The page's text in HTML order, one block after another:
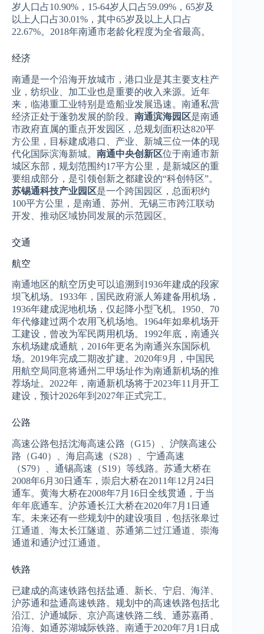
岁人口占10.90%，15-64岁人口占59.09%，65岁及
以上人口占30.01%，其中65岁及以上人口占
22.67%。2018年南通市老龄化程度为全省最高。
经济
南通是一个沿海开放城市，港口业是其主要支柱产
业，纺织业、加工业也是重要的收入来源。近年
来，临港重工业特别是造船业发展迅速。南通私营
经济正处于蓬勃发展的阶段。 南通滨海园区是南通
市政府直属的重点开发园区，总规划面积达820平
方公里，目标建成港口、产业、新城三位一体的现
代化国际滨海新城。 南通中央创新区位于南通市新
城区东部，规划范围约17平方公里，是新城区的重
要组成部分，是引领创新之都建设的“科创特区”。
苏锡通科技产业园区是一个跨国园区，总面积约
100平方公里，是南通、苏州、无锡三市跨江联动
开发、推动区域协同发展的示范园区。
交通
航空
南通地区的航空历史可以追溯到1936年建成的段家
坝飞机场。1933年，国民政府派人筹建备用机场，
1936年建成泥地机场，仅起降小型飞机。1950、70
年代修建过两个农用飞机场地。1964年如皋机场开
工建设，曾改为军民两用机场。1992年底，南通兴
东机场建成通航，2016年更名为南通兴东国际机
场。2019年完成二期改扩建。2020年9月，中国民
用航空局同意将通州二甲场址作为南通新机场的推
荐场址。2022年，南通新机场将于2023年11月开工
建设，预计2026年到2027年正式完工。
公路
高速公路包括沈海高速公路（G15）、沪陕高速公
路（G40）、海启高速（S28）、宁通高速
（S79）、通锡高速（S19）等线路。苏通大桥在
2008年6月30日通车，崇启大桥在2011年12月24日
通车。黄海大桥在2008年7月16日全线贯通，于当
年年底通车。沪苏通长江大桥在2020年7月1日通
车。未来还有一些规划中的建设项目，包括张皋过
江通道、海太长江隧道、苏通第二过江通道、崇海
通道和通沪过江通道。
铁路
已建成的高速铁路包括盐通、新长、宁启、海洋、
沪苏通和盐通高速铁路。规划中的高速铁路包括北
沿江、沪通城际、京沪高速铁路二线、通苏嘉甬、
沿海、如通苏湖城际铁路。南通于2020年7月1日成